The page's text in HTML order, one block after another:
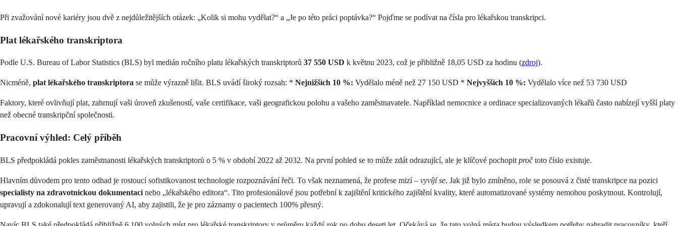
Při zvažování nové kariéry jsou dvě z nejdůležitějších otázek: „Kolik si mohu vydělat?“ a „Je po této práci poptávka?“ Pojďme se podívat na čísla pro lékařskou transkripci.
Plat lékařského transkriptora
Podle U.S. Bureau of Labor Statistics (BLS) byl medián ročního platu lékařských transkriptorů 37 550 USD k květnu 2023, což je přibližně 18,05 USD za hodinu (zdroj).
Nicméně, plat lékařského transkriptora se může výrazně lišit. BLS uvádí široký rozsah: * Nejnižších 10 %: Vydělalo méně než 27 150 USD * Nejvyšších 10 %: Vydělalo více než 53 730 USD
Faktory, které ovlivňují plat, zahrnují vaši úroveň zkušeností, vaše certifikace, vaši geografickou polohu a vašeho zaměstnavatele. Například nemocnice a ordinace specializovaných lékařů často nabízejí vyšší platy
než obecné transkripční společnosti.
Pracovní výhled: Celý příběh
BLS předpokládá pokles zaměstnanosti lékařských transkriptorů o 5 % v období 2022 až 2032. Na první pohled se to může zdát odrazující, ale je klíčové pochopit pročtoto číslo existuje.
Hlavním důvodem pro tento odhad je rostoucí sofistikovanost technologie rozpoznávání řeči. To však neznamená, že profese mizí – vyvíjí se. Jak již bylo zmíněno, role se posouvá z čisté transkripce na pozici
specialisty na zdravotnickou dokumentaci nebo „lékařského editora“. Tito profesionálové jsou potřební k zajištění kritického zajištění kvality, které automatizované systémy nemohou poskytnout. Kontrolují,
upravují a zdokonalují text generovaný AI, aby zajistili, že je pro záznamy o pacientech 100% přesný.